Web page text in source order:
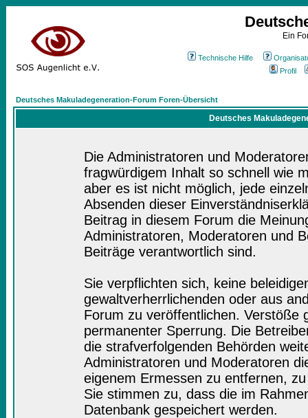
Ein
Technische Hilfe
Profil
Deutsches Makuladegeneration-Forum Foren-Übersicht
Deutsches
Die Administratoren und
fragwürdigem Inhalt so schnell wie
aber es ist nicht möglich, jede
Absenden dieser
Beitrag in diesem Forum die
Administratoren, Moderatoren und
Beiträge verantwortlich sind.
Sie verpflichten sich, keine
gewaltverherrlichenden oder aus
Forum zu veröffentlichen. Verstöße
permanenter Sperrung. Die
die strafverfolgenden Behörden
Administratoren und Moderatoren
eigenem Ermessen zu entfernen,
Sie stimmen zu, dass die im
Datenbank gespeichert werden.